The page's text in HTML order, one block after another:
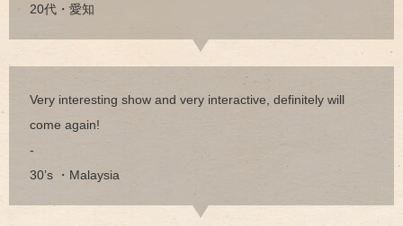
20代・愛知
Very interesting show and very interactive, definitely will
come again!
-
30’s ・Malaysia